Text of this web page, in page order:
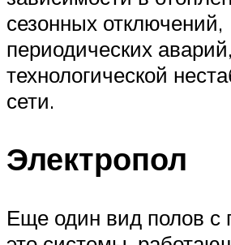
сезонных отключений,
периодических
технологической
сети.
Электропол
Еще один вид полов с